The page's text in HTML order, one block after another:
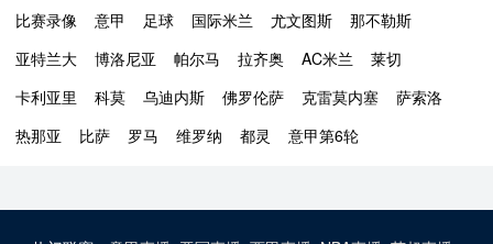
比赛录像 意甲 足球 国际米兰 尤文图斯
那不勒斯
亚特兰大
博洛尼亚 帕尔马 拉齐奥 AC米兰
莱切
卡利亚里
科莫 乌迪内斯 佛罗伦萨 克雷莫内塞
萨索洛
热那亚
比萨 罗马 维罗纳 都灵 意甲第6轮